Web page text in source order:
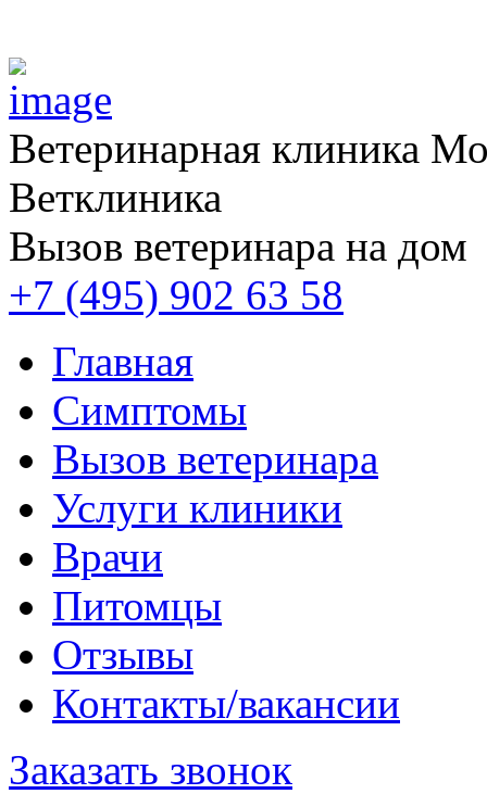
Ветеринарная клиника
Ветклиника
Вызов ветеринара на дом
+7 (495) 902 63 58
Главная
Симптомы
Вызов ветеринара
Услуги клиники
Врачи
Питомцы
Отзывы
Контакты/вакансии
Заказать звонок